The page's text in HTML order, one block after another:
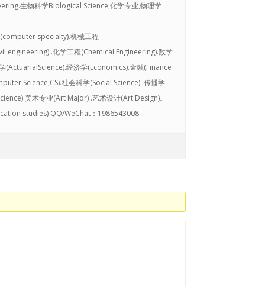
生物科学Biological Science,化学专业,物理学
specialty).机械工程
engineering) .化学工程(Chemical Engineering).数学
经济学(Economics).金融(Finance
Science;CS).社会科学(Social Science) .传播学
美术专业(Art Major) .艺术设计(Art Design)。
studies) QQ/WeChat：1986543008